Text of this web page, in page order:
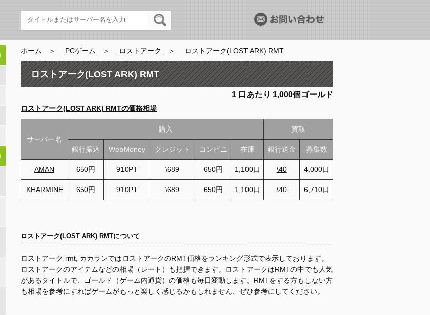
ホーム ＞ PCゲーム ＞ ロストアーク ＞ ロストアーク(LOST ARK) RMT
ロストアーク(LOST ARK) RMT
1 口あたり 1,000個ゴールド
ロストアーク(LOST ARK) RMTの価格相場
サーバー名
購入 買取
銀行振込 WebMoney クレジット コンビニ 在庫 銀行送金 募集数
AMAN 650円 910PT \689 650円 1,100口 \40 4,000口
KHARMINE 650円 910PT \689 650円 1,100口 \40 6,710口
ロストアーク(LOST ARK) RMTについて
ロストアーク rmt, カカランではロストアークのRMT価格をランキング形式で表示しております。
ロストアークのアイテムなどの相場（レート）も把握できます。ロストアークはRMTの中でも人気
があるタイトルで、ゴールド（ゲーム内通貨）の価格も毎日変動します。RMTをする方もしない方
も相場を参考にすればゲームがもっと楽しく感じるかもしれません、ぜひ参考にしてください。